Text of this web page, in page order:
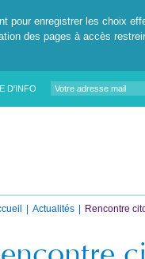
pour enregistrer les choix
des pages à accès
D'INFO
Actualités Rencontre